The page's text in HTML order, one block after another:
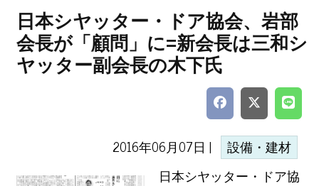
日本シヤッター・ドア協会、岩部
会長が「顧問」に=新会長は三和シ
ヤッター副会長の木下氏
2016年06月07日 | 設備・建材
日本シヤッター・ドア協